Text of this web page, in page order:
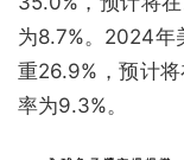
为8.7%。2024年
重26.9%，预计
率为9.3%。